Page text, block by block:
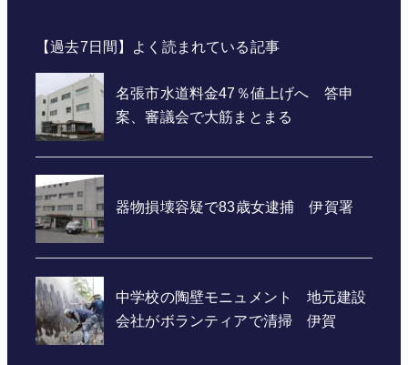
【過去7日間】よく読まれている記事